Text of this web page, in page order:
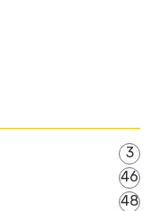
3
46
48